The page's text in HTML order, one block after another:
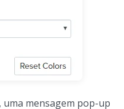
uma mensagem pop-up